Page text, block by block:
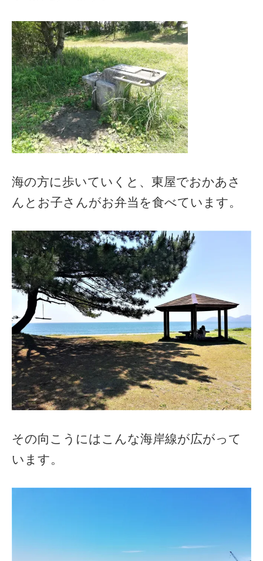
海の方に歩いていくと、東屋でおかあさ
んとお子さんがお弁当を食べています。
その向こうにはこんな海岸線が広がって
います。